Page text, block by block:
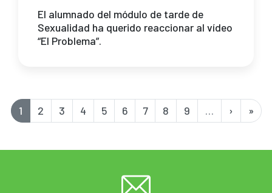
El alumnado del módulo de tarde de
Sexualidad ha querido reaccionar al vídeo
“El Problema”.
Página
actual
1 Page
2 Page
3 Page
4 Page
5 Page
6 Page
7 Page
8 Page
9 …
Siguiente
página
› »